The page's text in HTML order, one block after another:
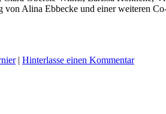
von Alina Ebbecke und einer weiteren
| Hinterlasse einen Kommentar